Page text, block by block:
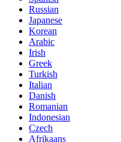
Russian
Japanese
Korean
Arabic
Irish
Greek
Turkish
Italian
Danish
Romanian
Indonesian
Czech
Afrikaans